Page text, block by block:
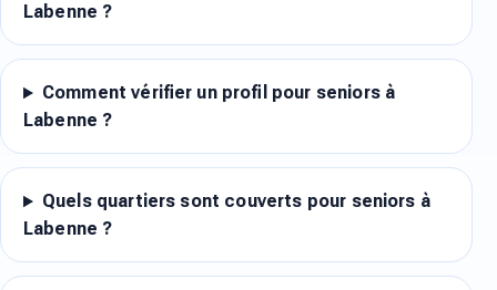
Labenne ?
Comment vérifier un profil pour seniors à
Labenne ?
Quels quartiers sont couverts pour seniors à
Labenne ?